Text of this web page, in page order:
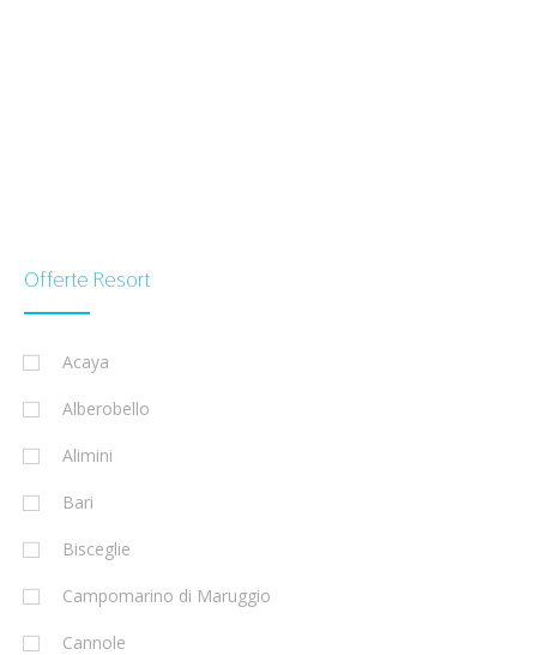
Offerte Resort
Acaya
Alberobello
Alimini
Bari
Bisceglie
Campomarino di Maruggio
Cannole